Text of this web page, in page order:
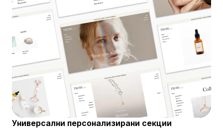
Универсални персонализирани секции